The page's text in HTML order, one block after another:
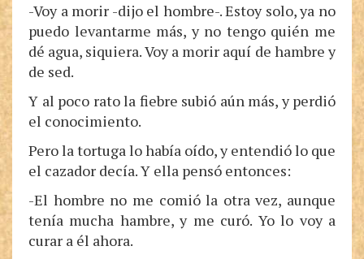
-Voy a morir -dijo el hombre-. Estoy solo, ya no
puedo levantarme más, y no tengo quién me
dé agua, siquiera. Voy a morir aquí de hambre y
de sed.
Y al poco rato la fiebre subió aún más, y perdió
el conocimiento.
Pero la tortuga lo había oído, y entendió lo que
el cazador decía. Y ella pensó entonces:
-El hombre no me comió la otra vez, aunque
tenía mucha hambre, y me curó. Yo lo voy a
curar a él ahora.